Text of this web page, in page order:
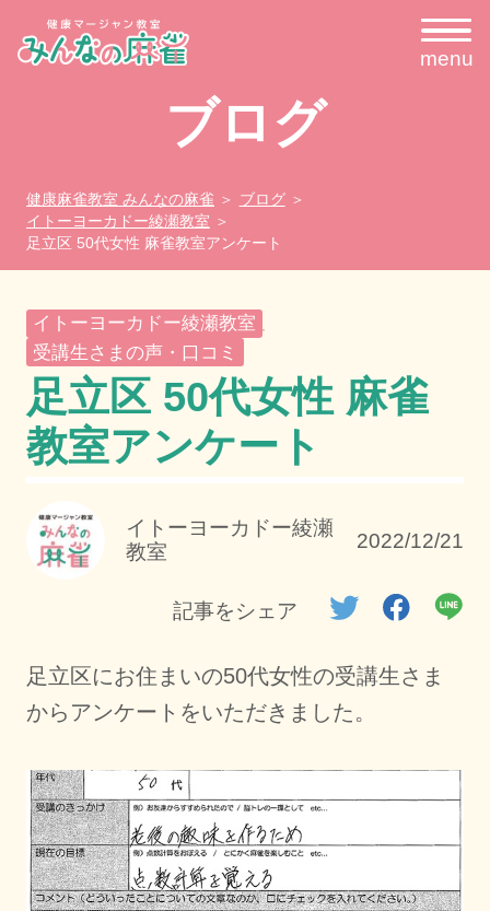
menu
ブログ
健康麻雀教室 みんなの麻雀
ブログ
イトーヨーカドー綾瀬教室
足立区 50代女性 麻雀教室アンケート
イトーヨーカドー綾瀬教室
受講生さまの声・口コミ
足立区 50代女性 麻雀
教室アンケート
2022/12/21
イトーヨーカドー綾瀬
教室
記事をシェア
足立区にお住まいの50代女性の受講生さま
からアンケートをいただきました。